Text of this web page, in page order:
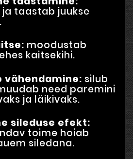
taastab juukse
moodustab
kaitsekihi.
vähendamine: silub
need paremini
ja läikivaks.
sileduse efekt:
toime hoiab
siledana.